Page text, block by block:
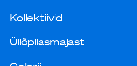
Kollektiivid
Üliõpilasmajast